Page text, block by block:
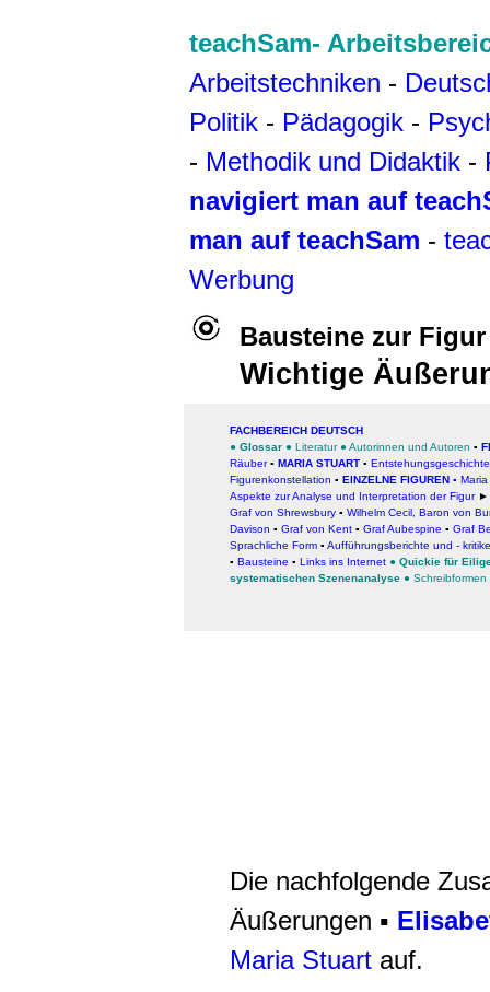
teachSam-
Arbeitstechniken -
Politik - Pädagogik -
- Methodik und Didaktik -
navigiert man auf
man auf teachSam -
Werbung
Bausteine zur
Wichtige
FACHBEREICH DEUTSCH
● Glossar ● Literatur● Autorinnen und Autoren ▪
Räuber ▪ MARIA STUART ▪
Figurenkonstellation ▪ EINZELNE FIGUREN ▪
Aspekte zur Analyse und Interpretation der Figur ►
Graf von Shrewsbury ▪ Wilhelm Cecil, Baron von
Davison ▪ Graf von Kent ▪ Graf Aubespine ▪ Graf
Sprachliche Form ▪ Aufführungsberichte und -
▪ Bausteine ▪ Links ins Internet ● Quickie für
systematischen Szenenanalyse ● Schreibformen
Die nachfolgende
Äußerungen ▪
Maria Stuart auf.